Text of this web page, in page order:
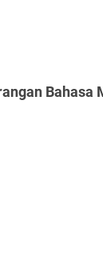
Bahasa